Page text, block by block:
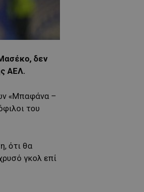
δεν
ΑΕΛ.
«Μπαφάνα –
του
ότι θα
γκολ επί